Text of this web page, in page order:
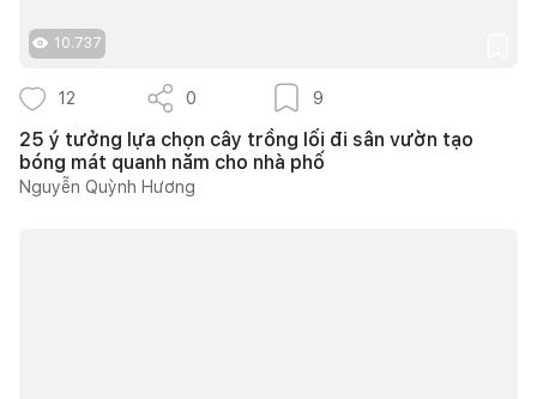
10.737
12 0 9
25 ý tưởng lựa chọn cây trồng lối đi sân vườn tạo
bóng mát quanh năm cho nhà phố
Nguyễn Quỳnh Hương